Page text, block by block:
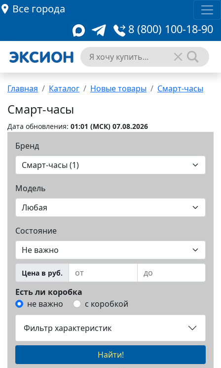
Все города
8 (800) 100-18-90
Главная Каталог Новые товары Смарт-часы
Смарт-часы
Дата обновления: 01:01 (MCК) 07.08.2026
Бренд
Модель
Состояние
Цена в руб.
Есть ли коробка
не важно
с коробкой
Фильтр характеристик
Найти!